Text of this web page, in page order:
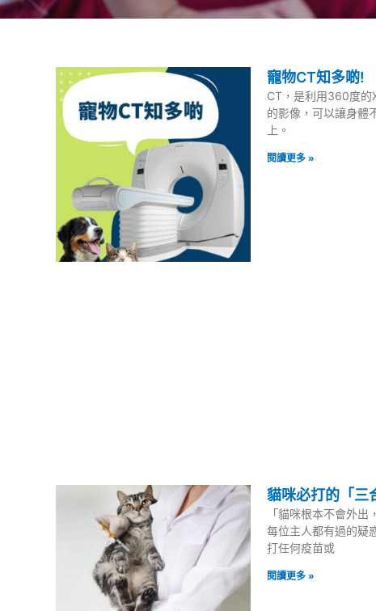
寵物CT知多啲!
CT，是利用360度的
的影像，可以讓身體
上。
閱讀更多 »
貓咪必打的「三
「貓咪根本不會外
每位主人都有過的疑
打任何疫苗或
閱讀更多 »